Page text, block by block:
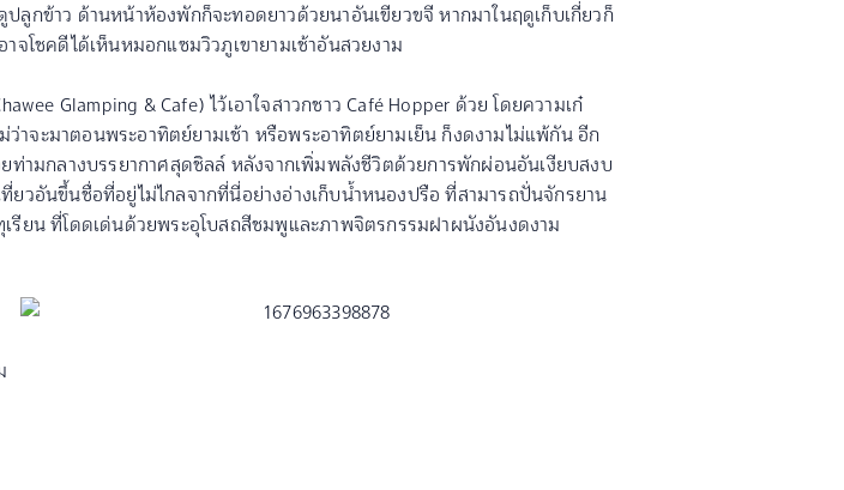
กข้าว ด้านหน้าห้องพักก็จะทอดยาวด้วยนาอันเขียวขจี หากมาในฤดูเก็บเกี่ยวก็
โชคดีได้เห็นหมอกแซมวิวภูเขายามเช้าอันสวยงาม
Glamping & Cafe) ไว้เอาใจสาวกชาว Café Hopper ด้วย โดยความเก๋
าจะมาตอนพระอาทิตย์ยามเช้า หรือพระอาทิตย์ยามเย็น ก็งดงามไม่แพ้กัน อีก
ท่ามกลางบรรยากาศสุดชิลล์ หลังจากเพิ่มพลังชีวิตด้วยการพักผ่อนอันเงียบสงบ
วอันขึ้นชื่อที่อยู่ไม่ไกลจากที่นี่อย่างอ่างเก็บน้ำหนองปรือ ที่สามารถปั่นจักรยาน
ยน ที่โดดเด่นด้วยพระอุโบสถสีชมพูและภาพจิตรกรรมฝาผนังอันงดงาม